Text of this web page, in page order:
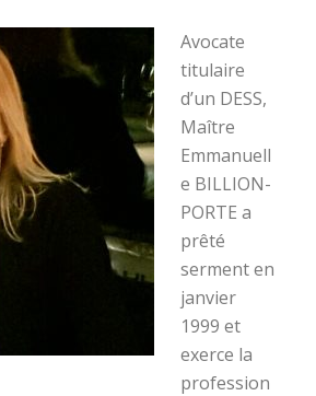
Avocate
titulaire
d’un DESS,
Maître
Emmanuell
e BILLION-
PORTE a
prêté
serment en
janvier
1999 et
exerce la
profession